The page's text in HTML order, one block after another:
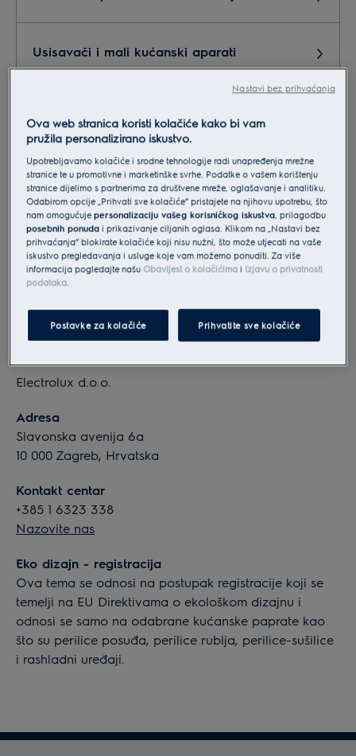
Usisavači i mali kućanski aparati
Servis, reklamacije, postprodaja
Suradnja - partneri
Narudžba dodatne opreme i pribora
Electrolux d.o.o.
Adresa
Slavonska avenija 6a
10 000 Zagreb, Hrvatska
Kontakt centar
+385 1 6323 338
Nazovite nas
Eko dizajn - registracija
Ova tema se odnosi na postupak registracije koji se
temelji na EU Direktivama o ekološkom dizajnu i
odnosi se samo na odabrane kućanske paprate kao
što su perilice posuđa, perilice rublja, perilice-sušilice
i rashladni uređaji.
Ova web stranica koristi kolačiće kako bi vam
pružila personalizirano iskustvo.
Upotrebljavamo kolačiće i srodne tehnologije radi unapređenja mrežne
stranice te u promotivne i marketinške svrhe. Podatke o vašem korištenju
stranice dijelimo s partnerima za društvene mreže, oglašavanje i analitiku.
Odabirom opcije „Prihvati sve kolačiće” pristajete na njihovu upotrebu, što
nam omogućujepersonalizaciju vašeg korisničkog iskustva, prilagodbu
posebnih ponuda i prikazivanje ciljanih oglasa. Klikom na „Nastavi bez
prihvaćanja” blokirate kolačiće koji nisu nužni, što može utjecati na vaše
iskustvo pregledavanja i usluge koje vam možemo ponuditi. Za više
informacija pogledajte našu Obavijest o kolačićima i Izjavu o privatnosti
podataka.
Postavke za kolačiće Prihvatite sve kolačiće
Nastavi bez prihvaćanja